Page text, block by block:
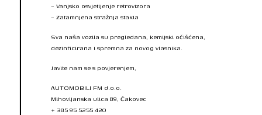
– Vanjsko osvjetljenje retrovizora
– Zatamnjena stražnja stakla
Sva naša vozila su pregledana, kemijski očišćena,
dezinficirana i spremna za novog vlasnika.
Javite nam se s povjerenjem,
AUTOMOBILI FM d.o.o.
Mihovljanska ulica 89, Čakovec
+ 385 95 5255 420